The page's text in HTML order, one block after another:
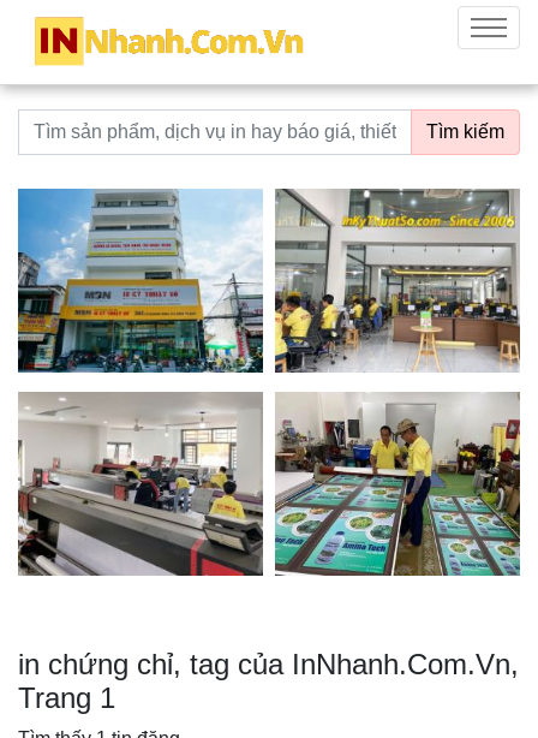
innhanh.com.vn
Menu
Từ khoá tìm kiếm Tìm kiếm
in chứng chỉ, tag của InNhanh.Com.Vn,
Trang 1